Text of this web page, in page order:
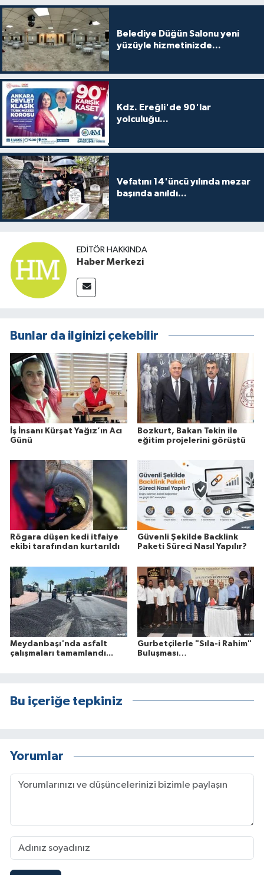
Belediye Düğün Salonu yeni
yüzüyle hizmetinizde...
Kdz. Ereğli'de 90'lar
yolculuğu...
Vefatını 14'üncü yılında mezar
başında anıldı...
EDITÖR HAKKINDA
Haber Merkezi
Bunlar da ilginizi çekebilir
İş İnsanı Kürşat Yağız’ın Acı
Günü
Bozkurt, Bakan Tekin ile
eğitim projelerini görüştü
Rögara düşen kedi itfaiye
ekibi tarafından kurtarıldı
Güvenli Şekilde Backlink
Paketi Süreci Nasıl Yapılır?
Meydanbaşı'nda asfalt
çalışmaları tamamlandı...
Gurbetçilerle "Sıla-i Rahim"
Buluşması…
Bu içeriğe tepkiniz
Yorumlar